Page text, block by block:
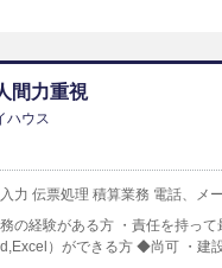
間力重視
ハウス
力 伝票処理 積算業務 電話、メ
の経験がある方 ・責任を持っ
）ができる方 ◆尚可 ・建